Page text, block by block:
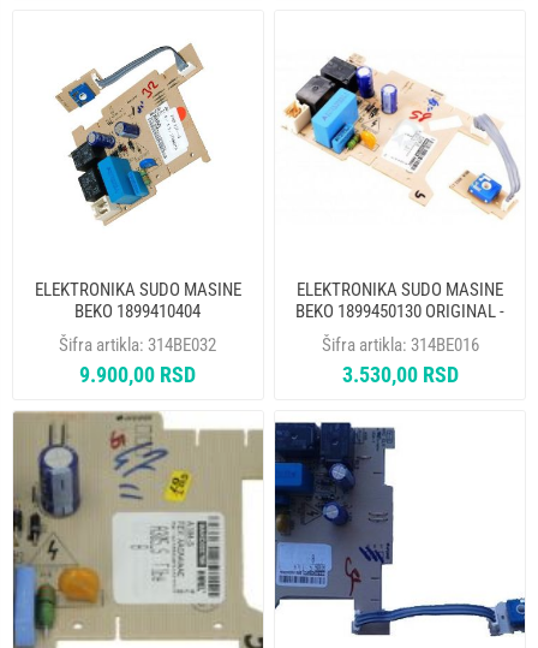
ELEKTRONIKA SUDO MASINE
BEKO 1899410404
Šifra artikla: 314BE032
9.900,00 RSD
ELEKTRONIKA SUDO MASINE
BEKO 1899450130 ORIGINAL -
MP
Šifra artikla: 314BE016
3.530,00 RSD